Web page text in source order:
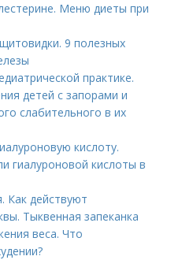
Меню диеты при
9 полезных
практике.
детей с запорами и
слабительного в их
кислоту.
гиалуроновой кислоты в
Как действуют
Тыквенная запеканка
веса. Что